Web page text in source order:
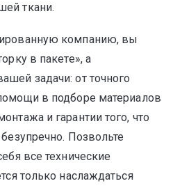
ткани.
компанию, вы
в пакете», а
задачи: от точного
в подборе материалов
и гарантии того, что
Позвольте
все технические
только наслаждаться